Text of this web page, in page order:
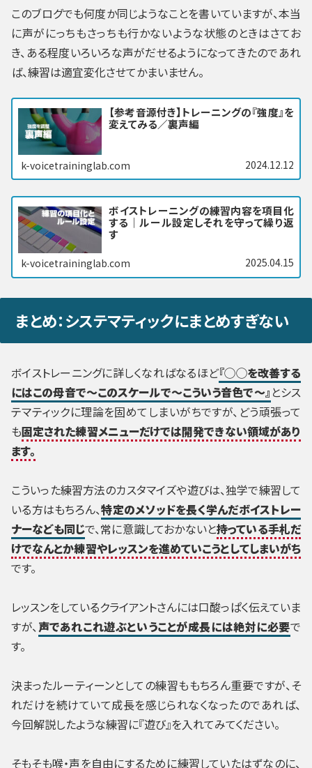
このブログでも何度か同じようなことを書いていますが、本当
に声がにっちもさっちも行かないような状態のときはさてお
き、ある程度いろいろな声がだせるようになってきたのであれ
ば、練習は適宜変化させてかまいません。
【参考音源付き】トレーニングの『強度』を
変えてみる／裏声編
k-voicetraininglab.com 2024.12.12
ボイストレーニングの練習内容を項目化
する｜ルール設定しそれを守って繰り返
す
k-voicetraininglab.com 2025.04.15
まとめ：システマティックにまとめすぎない
ボイストレーニングに詳しくなればなるほど『◯◯を改善する
にはこの母音で～このスケールで～こういう音色で～』 とシス
テマティックに理論を固めてしまいがちですが、どう頑張って
も固定された練習メニューだけでは開発できない領域があり
ます。
こういった練習方法のカスタマイズや遊びは、独学で練習して
いる方はもちろん、特定のメソッドを長く学んだボイストレー
ナーなども同じで、常に意識しておかないと持っている手札だ
けでなんとか練習やレッスンを進めていこうとしてしまいがち
です。
レッスンをしているクライアントさんには口酸っぱく伝えていま
すが、 声であれこれ遊ぶということが成長には絶対に必要で
す。
決まったルーティーンとしての練習ももちろん重要ですが、そ
れだけを続けていて成長を感じられなくなったのであれば、
今回解説したような練習に『遊び』を入れてみてください。
そもそも喉・声を自由にするために練習していたはずなのに、